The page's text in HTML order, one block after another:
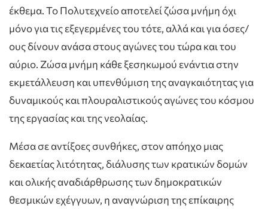
έκθεμα. Το Πολυτεχνείο αποτελεί ζώσα μνήμη όχι
μόνο για τις εξεγερμένες του τότε, αλλά και για όσες/
ους δίνουν ανάσα στους αγώνες του τώρα και του
αύριο. Ζώσα μνήμη κάθε ξεσηκωμού ενάντια στην
εκμετάλλευση και υπενθύμιση της αναγκαιότητας για
δυναμικούς και πλουραλιστικούς αγώνες του κόσμου
της εργασίας και της νεολαίας.
Μέσα σε αντίξοες συνθήκες, στον απόηχο μιας
δεκαετίας λιτότητας, διάλυσης των κρατικών δομών
και ολικής αναδιάρθρωσης των δημοκρατικών
θεσμικών εχέγγυων, η αναγνώριση της επίκαιρης